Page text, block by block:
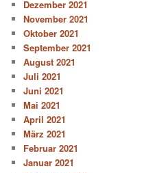
Dezember 2021
November 2021
Oktober 2021
September 2021
August 2021
Juli 2021
Juni 2021
Mai 2021
April 2021
März 2021
Februar 2021
Januar 2021